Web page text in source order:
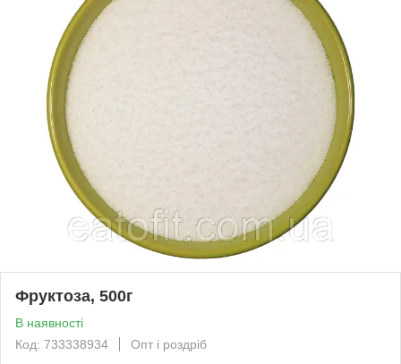
Фруктоза, 500г
В наявності
Код: 733338934
Опт і роздріб